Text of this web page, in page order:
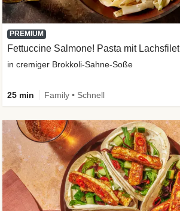
PREMIUM
Fettuccine Salmone! Pasta mit Lachsfilet
in cremiger Brokkoli-Sahne-Soße
25 min Family • Schnell